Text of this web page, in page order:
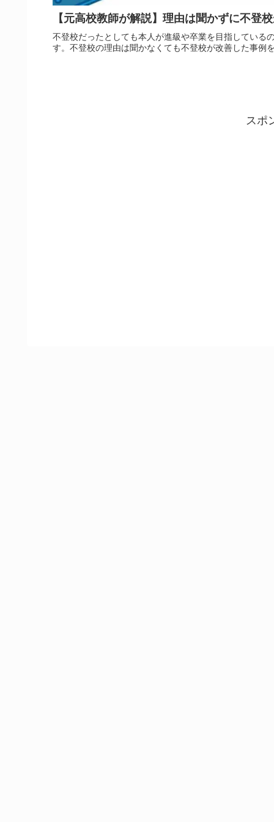
【元高校教師が解説】理由は聞かずに不登
不登校だったとしても本人が進級や卒業を目指している
す。不登校の理由は聞かなくても不登校が改善した事例
スポ